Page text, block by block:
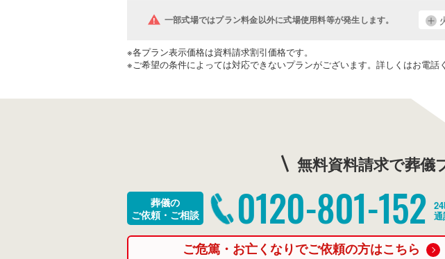
一部式場ではプラン料金以外に式場使用料等が発生します。
※各プラン表示価格は資料請求割引価格です。
※ご希望の条件によっては対応できないプランがございます。詳しくはお電話
無料資料請求で葬儀
葬儀の
ご依頼・ご相談
0120-801-152
ご危篤・お亡くなりでご依頼の方はこちら